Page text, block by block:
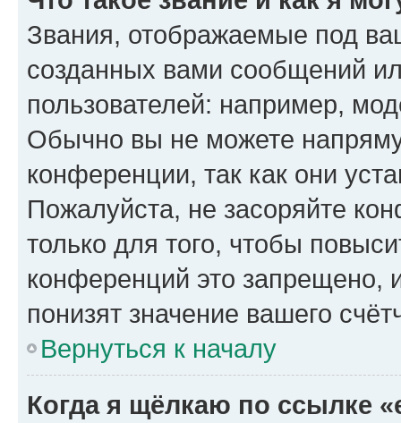
Звания, отображаемые под
созданных вами сообщений
пользователей: например,
Обычно вы не можете
конференции, так как они
Пожалуйста, не засоряйте
только для того, чтобы
конференций это запрещено,
понизят значение вашего
Вернуться к началу
Когда я щёлкаю по ссылке